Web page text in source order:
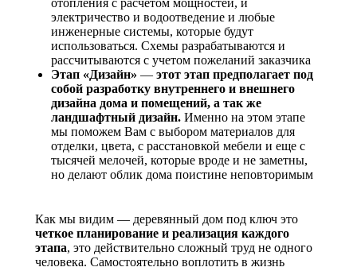
электричество и водоотведение и любые
инженерные системы, которые будут
использоваться. Схемы разрабатываются и
рассчитываются с учетом пожеланий заказчика
Этап «Дизайн» — этот этап предполагает под
собой разработку внутреннего и внешнего
дизайна дома и помещений, а так же
ландшафтный дизайн. Именно на этом этапе
мы поможем Вам с выбором материалов для
отделки, цвета, с расстановкой мебели и еще с
тысячей мелочей, которые вроде и не заметны,
но делают облик дома поистине неповторимым
Как мы видим — деревянный дом под ключ это
четкое планирование и реализация каждого
этапа, это действительно сложный труд не одного
человека. Самостоятельно воплотить в жизнь